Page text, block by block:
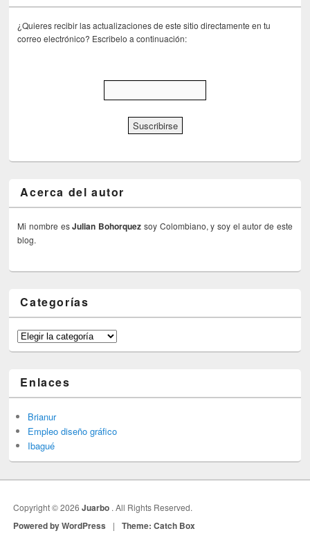
¿Quieres recibir las actualizaciones de este sitio directamente en tu
correo electrónico? Escribelo a continuación:
Acerca del autor
Mi nombre esJulian Bohorquez soy Colombiano, y soy el autor de este
blog.
Categorías
Categorías
Enlaces
Brianur
Empleo diseño gráfico
Ibagué
Copyright © 2026Juarbo . All Rights Reserved.
Powered by WordPress | Theme: Catch Box